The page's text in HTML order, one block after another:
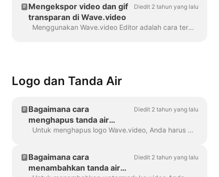
Mengekspor video dan gif
transparan di Wave.video
Diedit 2 tahun yang lalu
Menggunakan Wave.video Editor adalah cara termudah untuk membuat atau menyesuaikan elemen bermerek atau transparan untuk video Anda, hamparan khusus, sepertiga rendah atau video ...
Logo dan Tanda Air
Bagaimana cara
menghapus tanda air
Wave.video?
Diedit 2 tahun yang lalu
Untuk menghapus logo Wave.video, Anda harus memiliki salah satu paket kami. Semua paket dapat Anda periksa di sini . Di 'Proyek saya', klik pada tiga titik untuk membuka Play...
Bagaimana cara
menambahkan tanda air
Diedit 2 tahun yang lalu